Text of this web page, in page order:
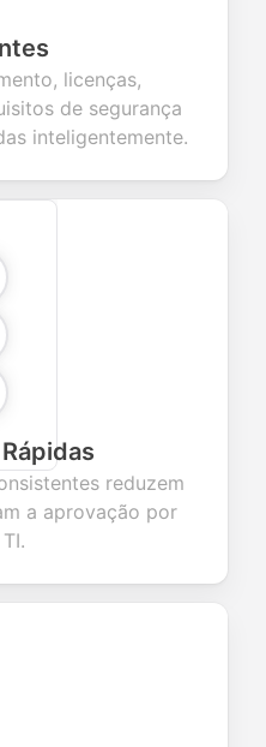
licenças,
de segurança
inteligentemente.
reduzem
a aprovação por